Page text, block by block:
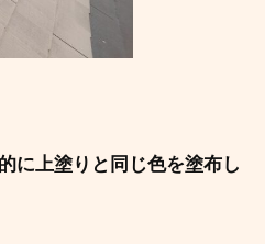
に上塗りと同じ色を塗布し